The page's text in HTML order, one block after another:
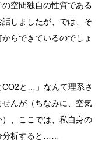
の空間独自の性質である
話しましたが、では、そ
らできているのでしょ
CO2と…」なんて理系さ
んが（ちなみに、空気
、ここでは、私自身の
分析すると……